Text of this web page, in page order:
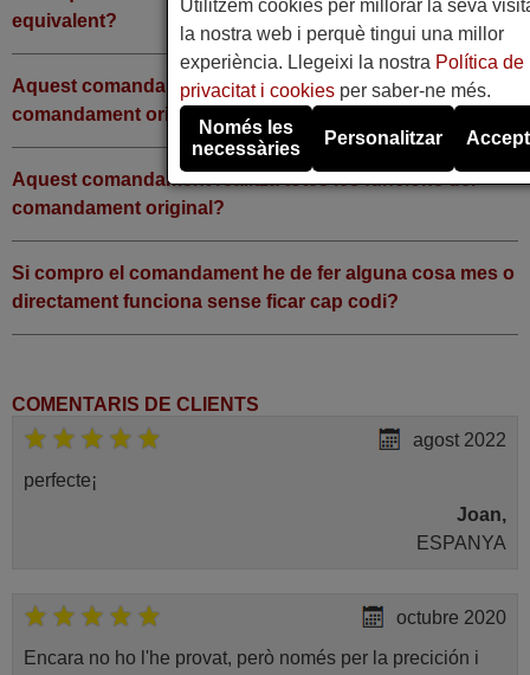
equivalent?
Aquest comandament realitza totes les funcions del
comandament original?
Aquest comandament realitza totes les funcions del
comandament original?
Si compro el comandament he de fer alguna cosa mes o
directament funciona sense ficar cap codi?
COMENTARIS DE CLIENTS
agost 2022
perfecte¡
Joan,
ESPANYA
octubre 2020
Encara no ho l'he provat, però només per la precición i
Utilitzem cookies per millorar la seva
la nostra web i perquè tingui una millor
experiència. Llegeixi la nostra Política de
privacitat i cookiesper saber-ne més.
Només les
necessàries
Personalitzar